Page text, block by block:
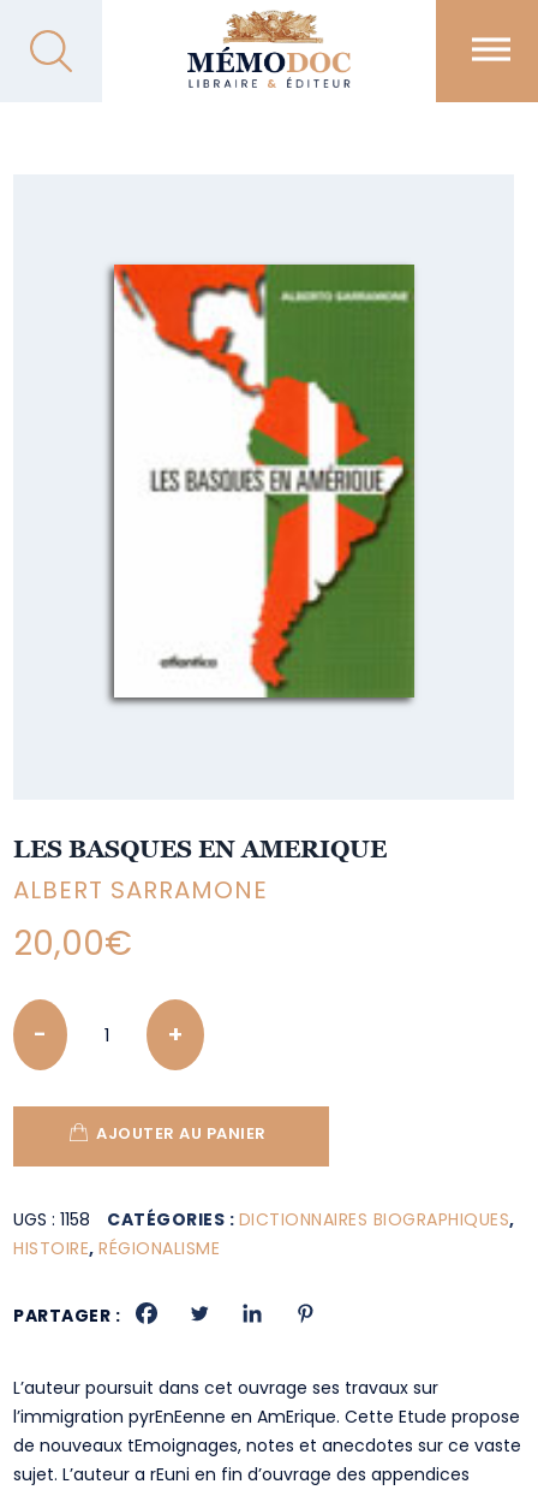
LES BASQUES EN AMERIQUE
ALBERT SARRAMONE
20,00€
Quantity
AJOUTER AU PANIER
UGS :1158 CATÉGORIES : DICTIONNAIRES BIOGRAPHIQUES,
HISTOIRE,RÉGIONALISME
PARTAGER :
L’auteur poursuit dans cet ouvrage ses travaux sur
l’immigration pyrEnEenne en AmErique. Cette Etude propose
de nouveaux tEmoignages, notes et anecdotes sur ce vaste
sujet. L’auteur a rEuni en fin d’ouvrage des appendices